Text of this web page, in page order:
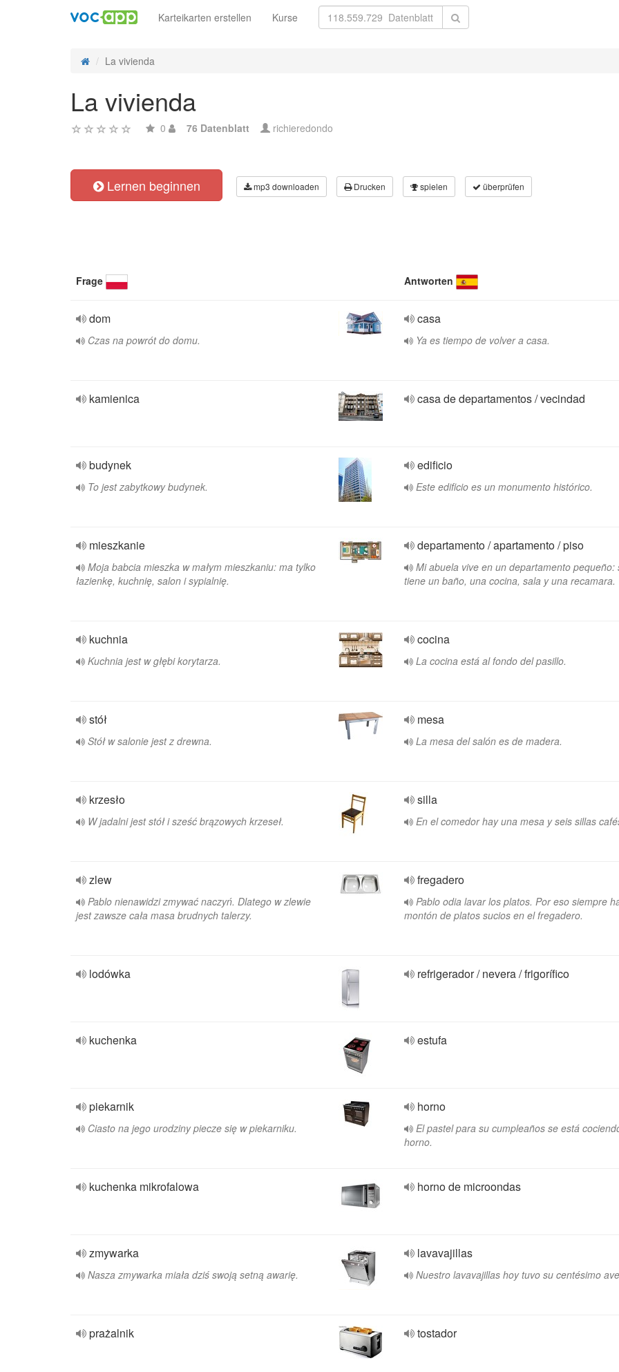
Karteikarten erstellen Kurse
La vivienda
La vivienda
0 76 Datenblatt richieredondo
Lernen beginnen mp3 downloaden Drucken spielen überprüfen
Frage Antworten
dom
Czas na powrót do domu.
casa
Ya es tiempo de volver a casa.
kamienica casa de departamentos / vecindad
budynek
To jest zabytkowy budynek.
edificio
Este edificio es un monumento histórico.
mieszkanie
Moja babcia mieszka w małym mieszkaniu: ma tylko
łazienkę, kuchnię, salon i sypialnię.
departamento / apartamento / piso
Mi abuela vive en un departamento pequeño:
tiene un baño, una cocina, sala y una recamara.
kuchnia
Kuchnia jest w głębi korytarza.
cocina
La cocina está al fondo del pasillo.
stół
Stół w salonie jest z drewna.
mesa
La mesa del salón es de madera.
krzesło
W jadalni jest stół i sześć brązowych krzeseł.
silla
En el comedor hay una mesa y seis sillas
zlew
Pablo nienawidzi zmywać naczyń. Dlatego w zlewie
jest zawsze cała masa brudnych talerzy.
fregadero
Pablo odia lavar los platos. Por eso siempre
montón de platos sucios en el fregadero.
lodówka refrigerador / nevera / frigorífico
kuchenka estufa
piekarnik
Ciasto na jego urodziny piecze się w piekarniku.
horno
El pastel para su cumpleaños se está
horno.
kuchenka mikrofalowa horno de microondas
zmywarka
Nasza zmywarka miała dziś swoją setną awarię.
lavavajillas
Nuestro lavavajillas hoy tuvo su centésimo
prażalnik tostador